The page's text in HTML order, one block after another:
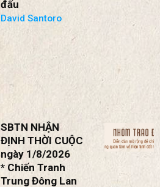
đưa liên minh Mỹ
– Nhật vào thế
sẵn sàng chiến
SBTN NHẬN